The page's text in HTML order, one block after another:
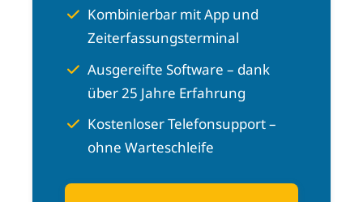
Kombinierbar mit App und
Zeiterfassungsterminal
Ausgereifte Software – dank
über 25 Jahre Erfahrung
Kostenloser Telefonsupport –
ohne Warteschleife